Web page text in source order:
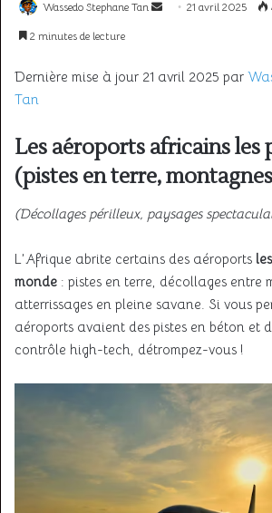
Wassedo Stephane Tan
Envoyer21 avril 2025
2 minutes de lecture
Dernière mise à jour 21 avril 2025 par
Tan
Les aéroports africains les
(pistes en terre,
(Décollages périlleux, paysages
L’Afrique abrite certains des aéroports
monde : pistes en terre, décollages entre
atterrissages en pleine savane. Si vous
aéroports avaient des pistes en béton et
contrôle high-tech, détrompez-vous !